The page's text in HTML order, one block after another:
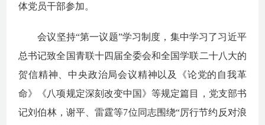
体党员干部参加。
会议坚持“第一议题”学习制度，集中学习了习近平
总书记致全国青联十四届全委会和全国学联二十八大的
贺信精神、 中央政治局会议精神以及 《论党的自我革
命》《八项规定深刻改变中国 》等规定篇目，党支部书
记刘伯林，谢平、雷霆等7位同志围绕“厉行节约反对浪